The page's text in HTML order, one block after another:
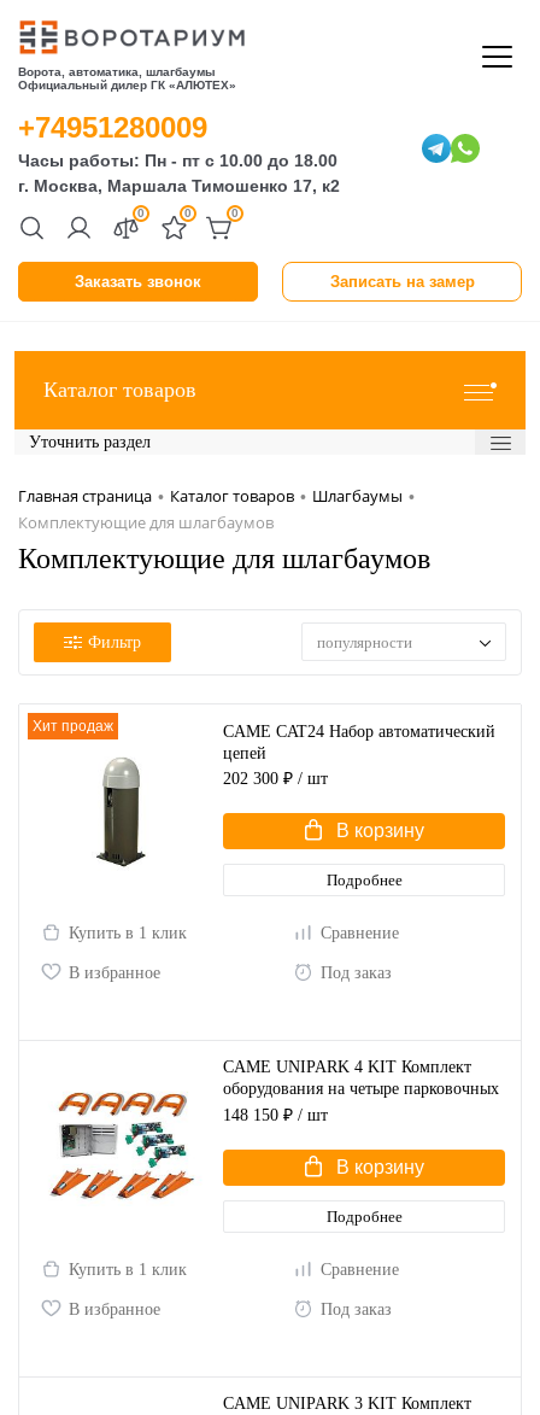
Ворота, автоматика, шлагбаумы
Официальный дилер ГК «АЛЮТЕХ»
Заказать звонок Записать на замер
0 0 0
+74951280009
Часы работы: Пн - пт с 10.00 до 18.00
г. Москва, Маршала Тимошенко 17, к2
Каталог товаров
Уточнить раздел
Главная страница • Каталог товаров • Шлагбаумы •
Комплектующие для шлагбаумов
Комплектующие для шлагбаумов
Фильтр популярности
Хит продаж
CAME CAT24 Набор автоматический
цепей
202 300 ₽ / шт
В корзину
Подробнее
Купить в 1 клик Сравнение
В избранное Под заказ
CAME UNIPARK 4 KIT Комплект
оборудования на четыре парковочных
места
148 150 ₽ / шт
В корзину
Подробнее
Купить в 1 клик Сравнение
В избранное Под заказ
CAME UNIPARK 3 KIT Комплект